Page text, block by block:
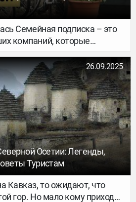
Семейная подписка – это
компаний, которые
Рассказываем, как она
пять аккаунтов по цене
26.09.2025
Осетии: Легенды,
Туристам
Кавказ, то ожидают, что
гор. Но мало кому приходит